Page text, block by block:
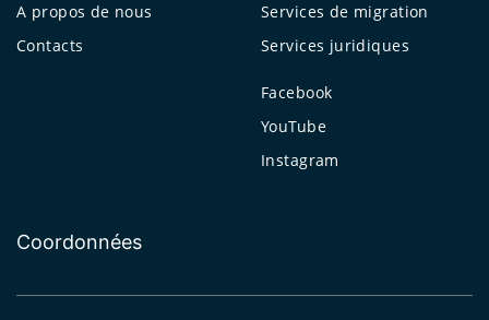
A propos de nous
Contacts
Services de migration
Services juridiques
Facebook
YouTube
Instagram
Coordonnées